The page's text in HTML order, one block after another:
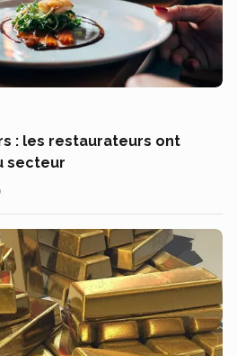
: les restaurateurs ont
secteur